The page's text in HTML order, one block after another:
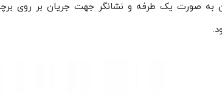
صورت یک طرفه و نشانگر جهت جریان بر روی